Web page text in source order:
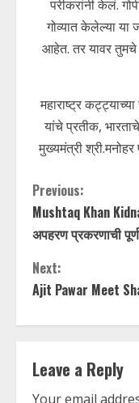
पर्रीकरांनी केलं.
गोव्यात केलेल्या
आहेत. तर यावर
महाराष्ट्र
यांचे प्रतीक,
मुख्यमंत्री श्री.मनोहर
C
o
n
t
i
n
Previous:
Mushtaq Khan
अपहरण प्रकरणाची
Next:
Ajit Pawar Meet
Leave a Reply
Your email